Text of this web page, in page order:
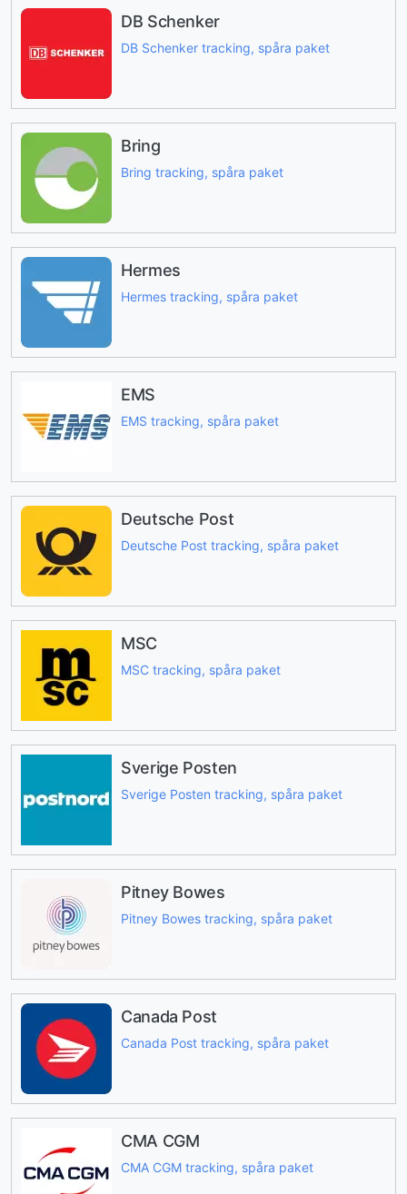
DB Schenker
DB Schenker tracking, spåra paket
Bring
Bring tracking, spåra paket
Hermes
Hermes tracking, spåra paket
EMS
EMS tracking, spåra paket
Deutsche Post
Deutsche Post tracking, spåra paket
MSC
MSC tracking, spåra paket
Sverige Posten
Sverige Posten tracking, spåra paket
Pitney Bowes
Pitney Bowes tracking, spåra paket
Canada Post
Canada Post tracking, spåra paket
CMA CGM
CMA CGM tracking, spåra paket